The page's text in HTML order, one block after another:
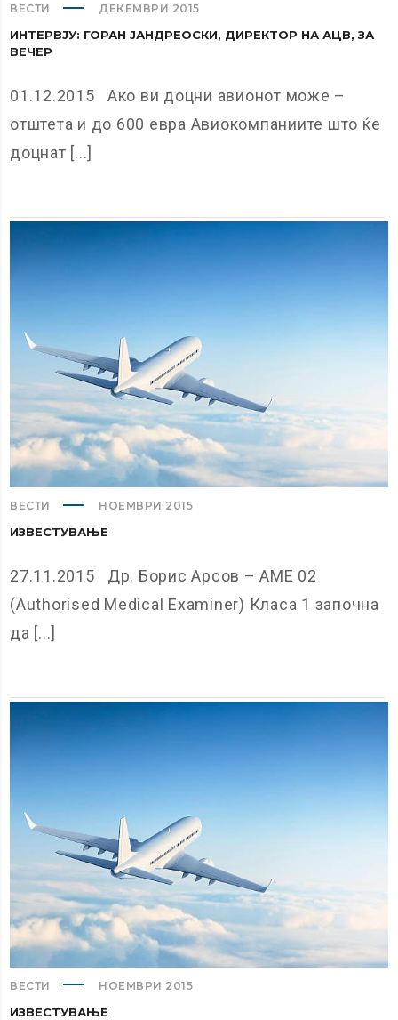
ВЕСТИ ДЕКЕМВРИ 2015
ИНТЕРВЈУ: ГОРАН ЈАНДРЕОСКИ, ДИРЕКТОР НА АЦВ, ЗА
ВЕЧЕР
01.12.2015 Ако ви доцни авионот може –
отштета и до 600 евра Авиокомпаниите што ќе
доцнат [...]
ВЕСТИ НОЕМВРИ 2015
ИЗВЕСТУВАЊЕ
27.11.2015 Др. Борис Арсов – AME 02
(Authorised Medical Examiner) Класа 1 започна
да [...]
ВЕСТИ НОЕМВРИ 2015
ИЗВЕСТУВАЊЕ